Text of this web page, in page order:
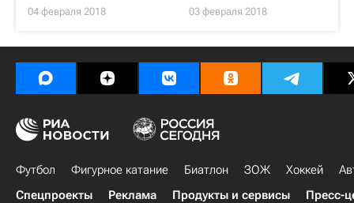
04 февраля 2018 03 февраля 2018
Футбол Фигурное катание Биатлон ЗОЖ Хоккей
Спецпроекты
Реклама Продукты и сервисы Пресс-